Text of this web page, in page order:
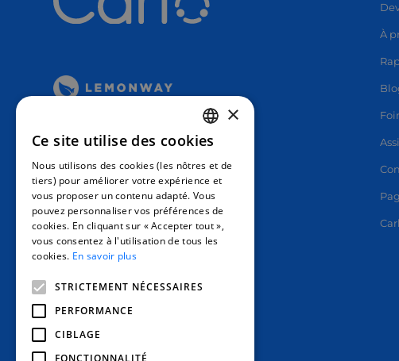
À
SHOP SMART
FRENCH
ENGLISH
SPANISH
×
Ce site utilise des cookies
Nous utilisons des cookies (les nôtres et de
tiers) pour améliorer votre expérience et
vous proposer un contenu adapté. Vous
pouvez personnaliser vos préférences de
cookies. En cliquant sur « Accepter tout »,
vous consentez à l'utilisation de tous les
cookies. En savoir plus
STRICTEMENT NÉCESSAIRES
PERFORMANCE
CIBLAGE
FONCTIONNALITÉ